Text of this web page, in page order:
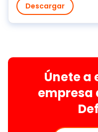
Descargar
Únete a
empresa